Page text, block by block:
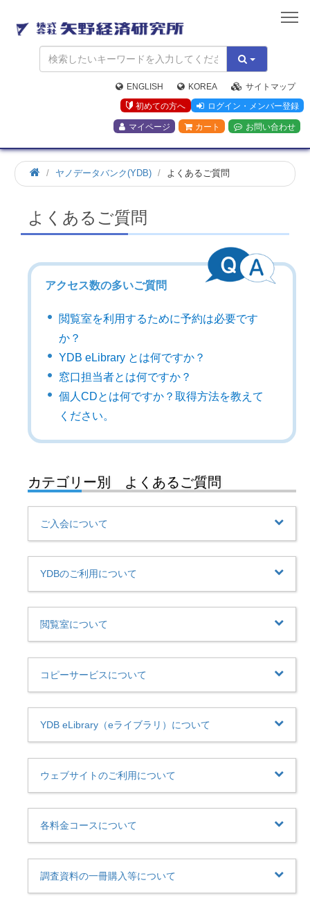
矢
野
経
済
研
究
所
ENGLISH KOREA
サイトマップ
初めての方へ
ログイン・メンバー登録
マイページ カート お問い合わせ
ヤノデータバンク(YDB) よくあるご質問
よくあるご質問
アクセス数の多いご質問
閲覧室を利用するために予約は必要です
か？
YDB eLibrary とは何ですか？
窓口担当者とは何ですか？
個人CDとは何ですか？取得方法を教えて
ください。
カテゴリー別 よくあるご質問
ご入会について
YDBのご利用について
閲覧室について
コピーサービスについて
YDB eLibrary（eライブラリ）について
ウェブサイトのご利用について
各料金コースについて
調査資料の一冊購入等について